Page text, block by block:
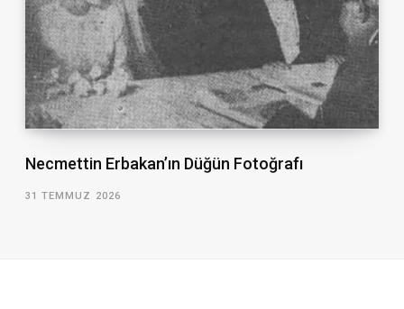
Necmettin Erbakan’ın Düğün Fotoğrafı
31 TEMMUZ 2026